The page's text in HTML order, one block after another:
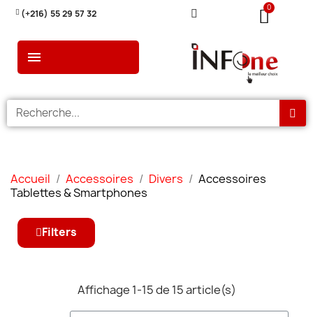
(+216) 55 29 57 32
Accueil Accessoires Divers
Accessoires
Tablettes & Smartphones
Filters
Affichage 1-15 de 15 article(s)